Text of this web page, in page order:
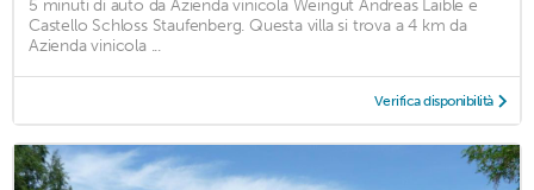
5 minuti di auto da Azienda vinicola Weingut Andreas Laible e
Castello Schloss Staufenberg. Questa villa si trova a 4 km da
Azienda vinicola ...
Verifica disponibilità